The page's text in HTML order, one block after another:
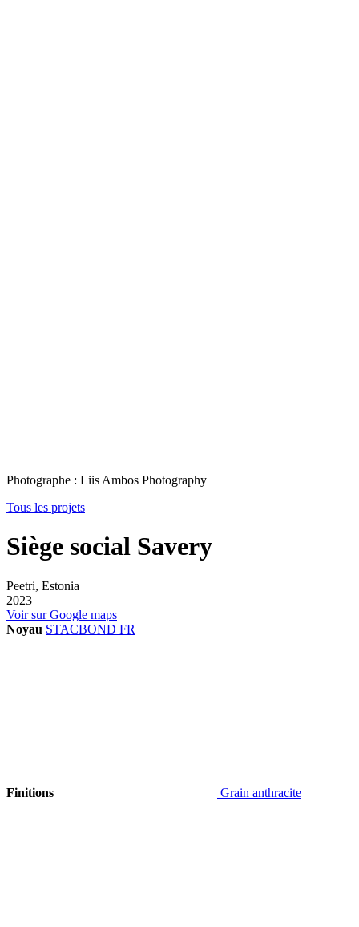
Photographe : Liis Ambos Photography
Tous les projets
Siège social Savery
Peetri, Estonia
2023
Voir sur Google maps
Noyau STACBOND FR
Finitions Grain anthracite